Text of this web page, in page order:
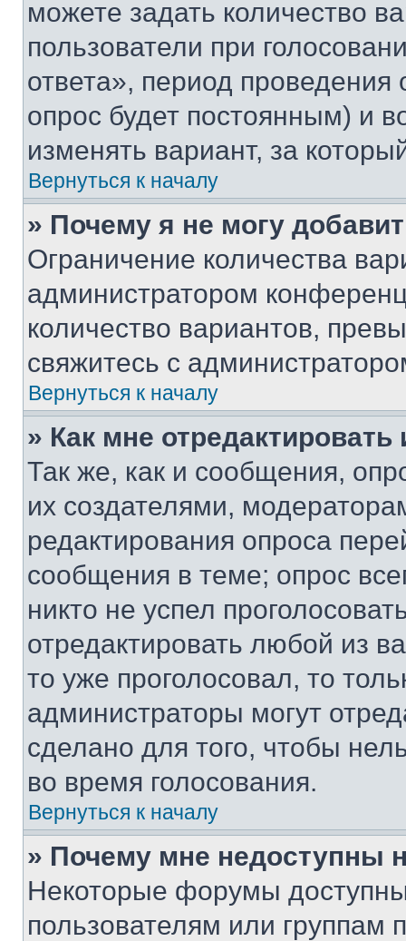
можете задать количество
пользователи при
ответа», период проведения
опрос будет постоянным) и
изменять вариант, за
Вернуться к началу
» Почему я не могу
Ограничение количества
администратором
количество вариантов,
свяжитесь с
Вернуться к началу
» Как мне
Так же, как и сообщения,
их создателями,
редактирования опроса
сообщения в теме; опрос
никто не успел
отредактировать любой из
то уже проголосовал, то
администраторы могут
сделано для того, чтобы
во время голосования.
Вернуться к началу
» Почему мне недоступны
Некоторые форумы
пользователям или группам